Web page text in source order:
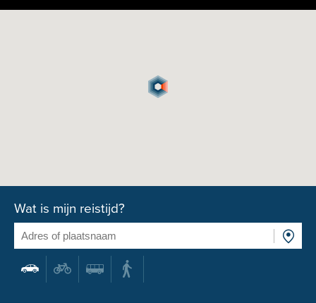
Wat is mijn reistijd?